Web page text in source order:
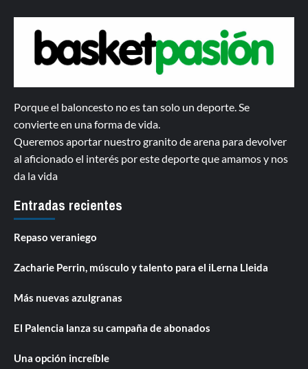
Porque el baloncesto no es tan solo un deporte. Se
convierte en una forma de vida.
Queremos aportar nuestro granito de arena para devolver
al aficionado el interés por este deporte que amamos y nos
da la vida
Entradas recientes
Repaso veraniego
Zacharie Perrin, músculo y talento para el iLerna Lleida
Más nuevas azulgranas
El Palencia lanza su campaña de abonados
Una opción increíble